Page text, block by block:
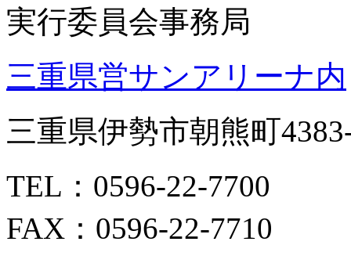
実行委員会事務局
三重県営サンアリーナ内
三重県伊勢市朝熊町
TEL：0596-22-7700
FAX：0596-22-7710